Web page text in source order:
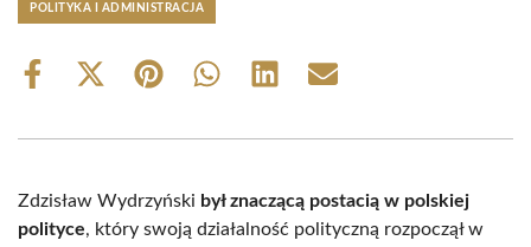
POLITYKA I ADMINISTRACJA
Share
Share
(Twitter)
Share Share Share Share
Zdzisław Wydrzyński był znaczącą postacią w polskiej
polityce, który swoją działalność polityczną rozpoczął w